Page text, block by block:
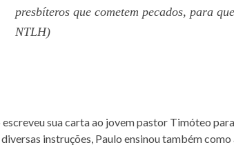
presbíteros que cometem pecados, para
NTLH)
escreveu sua carta ao jovem pastor Timóteo
instruções, Paulo ensinou também